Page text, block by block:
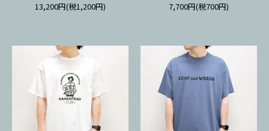
13,200円(税1,200円)
7,700円(税700円)